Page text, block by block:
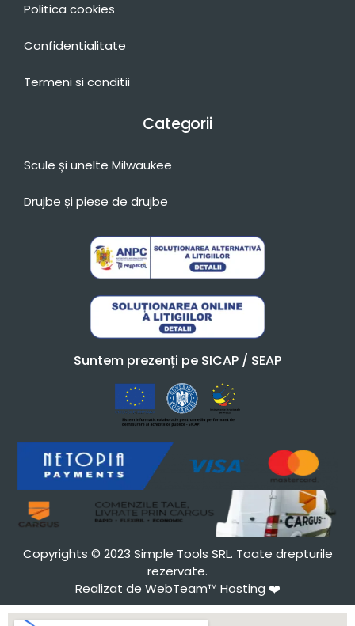
Politica cookies
Confidentialitate
Termeni si conditii
Categorii
Scule și unelte Milwaukee
Drujbe și piese de drujbe
Suntem prezenți pe SICAP / SEAP
Copyrights © 2023 Simple Tools SRL. Toate drepturile
rezervate.
Realizat de WebTeam™ Hosting ❤️